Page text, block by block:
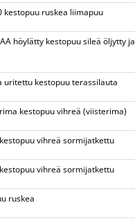
kestopuu ruskea liimapuu
höylätty kestopuu sileä öljytty ja
uritettu kestopuu terassilauta
kestopuu vihreä (viisterima)
vihreä sormijatkettu
vihreä sormijatkettu
ruskea